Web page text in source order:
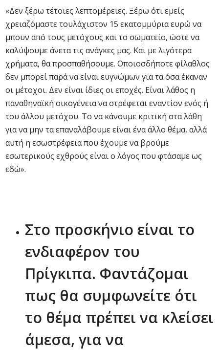
«Δεν ξέρω τέτοιες λεπτομέρειες. Ξέρω ότι εμείς
χρειαζόμαστε τουλάχιστον 15 εκατομμύρια ευρώ να
μπουν από τους μετόχους και το σωματείο, ώστε να
καλύψουμε άνετα τις ανάγκες μας. Και με λιγότερα
χρήματα, θα προσπαθήσουμε. Οποιοσδήποτε φίλαθλος
δεν μπορεί παρά να είναι ευγνώμων για τα όσα έκαναν
οι μέτοχοι. Δεν είναι ίδιες οι εποχές. Είναι λάθος η
παναθηναϊκή οικογένεια να στρέφεται εναντίον ενός ή
του άλλου μετόχου. Το να κάνουμε κριτική στα λάθη
για να μην τα επαναλάβουμε είναι ένα άλλο θέμα, αλλά
αυτή η εσωστρέφεια που έχουμε να βρούμε
εσωτερικούς εχθρούς είναι ο λόγος που φτάσαμε ως
εδώ».
Στο προσκήνιο είναι το
ενδιαφέρον του
Πρίγκιπα. Φαντάζομαι
πως θα συμφωνείτε ότι
το θέμα πρέπει να κλείσει
άμεσα, για να